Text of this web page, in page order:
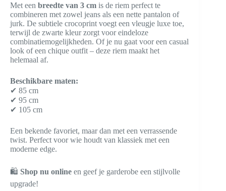
Met een breedte van 3 cm is de riem perfect te
combineren met zowel jeans als een nette pantalon of
jurk. De subtiele crocoprint voegt een vleugje luxe toe,
terwijl de zwarte kleur zorgt voor eindeloze
combinatiemogelijkheden. Of je nu gaat voor een casual
look of een chique outfit – deze riem maakt het
helemaal af.
Beschikbare maten:
✔ 85 cm
✔ 95 cm
✔ 105 cm
Een bekende favoriet, maar dan met een verrassende
twist. Perfect voor wie houdt van klassiek met een
moderne edge.
🛍️ Shop nu online en geef je garderobe een stijlvolle
upgrade!